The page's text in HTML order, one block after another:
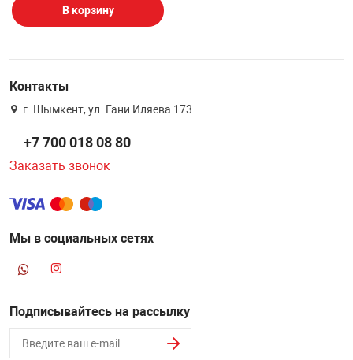
В корзину
Контакты
г. Шымкент, ул. Гани Иляева 173
+7 700 018 08 80
Заказать звонок
Мы в социальных сетях
Подписывайтесь на рассылку